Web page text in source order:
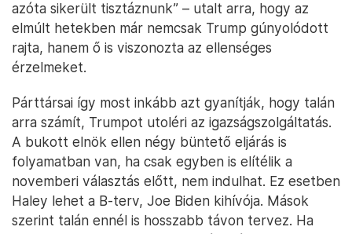
azóta sikerült tisztáznunk” – utalt arra, hogy az
elmúlt hetekben már nemcsak Trump gúnyolódott
rajta, hanem ő is viszonozta az ellenséges
érzelmeket.
Párttársai így most inkább azt gyanítják, hogy talán
arra számít, Trumpot utoléri az igazságszolgáltatás.
A bukott elnök ellen négy büntető eljárás is
folyamatban van, ha csak egyben is elítélik a
novemberi választás előtt, nem indulhat. Ez esetben
Haley lehet a B-terv, Joe Biden kihívója. Mások
szerint talán ennél is hosszabb távon tervez. Ha